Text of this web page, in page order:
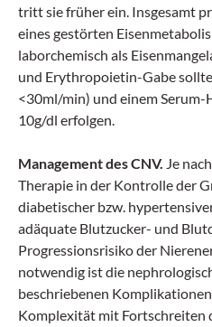
tritt sie früher ein. Insgesamt
eines gestörten
laborchemisch als
und Erythropoietin-Gabe
<30ml/min) und einem
10g/dl erfolgen.
Management des CNV. Je
Therapie in der Kontrolle der
diabetischer bzw.
adäquate Blutzucker- und
Progressionsrisiko der
notwendig ist die
beschriebenen
Komplexität mit Fortschreiten